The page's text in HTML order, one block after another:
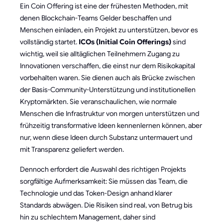
Ein Coin Offering ist eine der frühesten Methoden, mit
denen Blockchain-Teams Gelder beschaffen und
Menschen einladen, ein Projekt zu unterstützen, bevor es
vollständig startet. ICOs (Initial Coin Offerings)sind
wichtig, weil sie alltäglichen Teilnehmern Zugang zu
Innovationen verschaffen, die einst nur dem Risikokapital
vorbehalten waren. Sie dienen auch als Brücke zwischen
der Basis-Community-Unterstützung und institutionellen
Kryptomärkten. Sie veranschaulichen, wie normale
Menschen die Infrastruktur von morgen unterstützen und
frühzeitig transformative Ideen kennenlernen können, aber
nur, wenn diese Ideen durch Substanz untermauert und
mit Transparenz geliefert werden.
Dennoch erfordert die Auswahl des richtigen Projekts
sorgfältige Aufmerksamkeit: Sie müssen das Team, die
Technologie und das Token-Design anhand klarer
Standards abwägen. Die Risiken sind real, von Betrug bis
hin zu schlechtem Management, daher sind